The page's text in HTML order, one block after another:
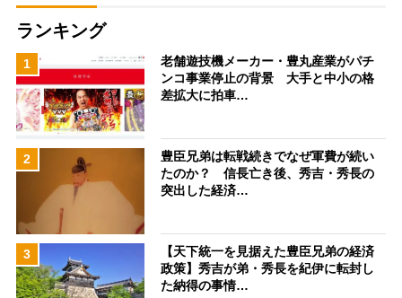
ランキング
1
老舗遊技機メーカー・豊丸産業がパチ
ンコ事業停止の背景 大手と中小の格
差拡大に拍車…
2
豊臣兄弟は転戦続きでなぜ軍費が続い
たのか？ 信長亡き後、秀吉・秀長の
突出した経済…
3
【天下統一を見据えた豊臣兄弟の経済
政策】秀吉が弟・秀長を紀伊に転封し
た納得の事情…